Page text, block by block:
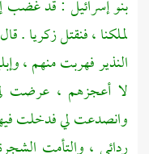
بنو إسرائيل : قد غضب
لملكنا ، فنقتلزكريا.
النذير فهربت منهم ،
لا أعجزهم ، عرضت
وانصدعت لي فدخلت